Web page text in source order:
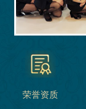
荣誉资质